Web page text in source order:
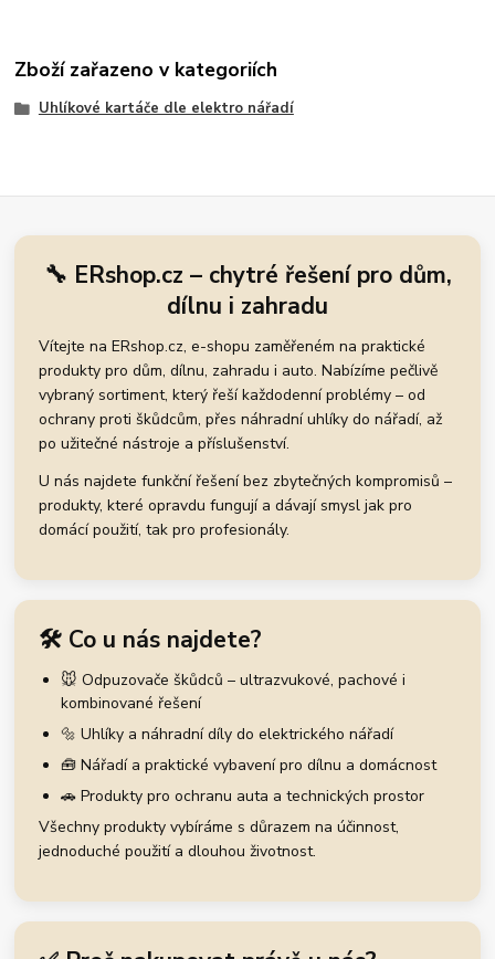
Zboží zařazeno v kategoriích
Uhlíkové kartáče dle elektro nářadí
🔧 ERshop.cz – chytré řešení pro dům,
dílnu i zahradu
Vítejte na ERshop.cz, e-shopu zaměřeném na praktické
produkty pro dům, dílnu, zahradu i auto. Nabízíme pečlivě
vybraný sortiment, který řeší každodenní problémy – od
ochrany proti škůdcům, přes náhradní uhlíky do nářadí, až
po užitečné nástroje a příslušenství.
U nás najdete funkční řešení bez zbytečných kompromisů –
produkty, které opravdu fungují a dávají smysl jak pro
domácí použití, tak pro profesionály.
🛠️ Co u nás najdete?
🐭 Odpuzovače škůdců – ultrazvukové, pachové i
kombinované řešení
🔩 Uhlíky a náhradní díly do elektrického nářadí
🧰 Nářadí a praktické vybavení pro dílnu a domácnost
🚗 Produkty pro ochranu auta a technických prostor
Všechny produkty vybíráme s důrazem na účinnost,
jednoduché použití a dlouhou životnost.